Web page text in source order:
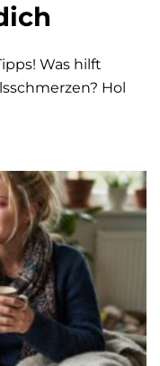
Was hilft
Hol